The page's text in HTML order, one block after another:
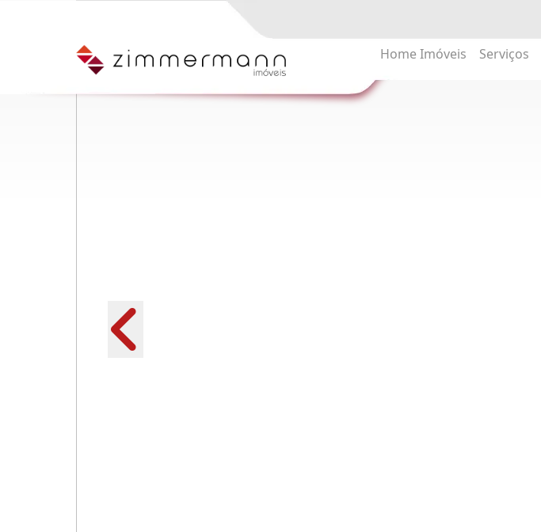
Home Imóveis Serviços